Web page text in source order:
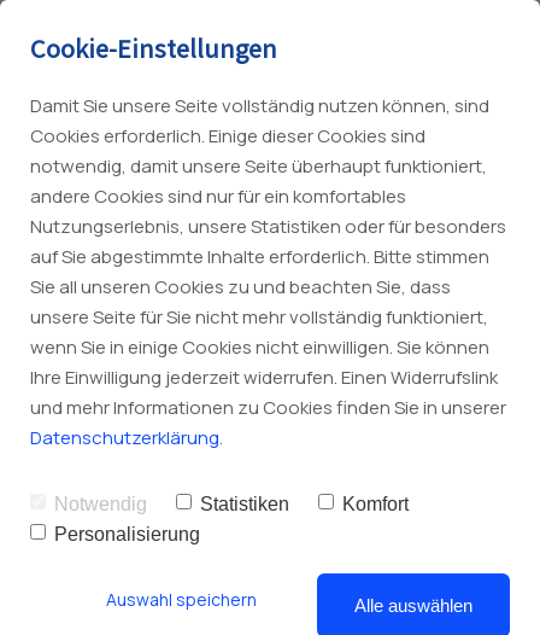
Mo-Do: 7-16 Uhr & Fr 7-14 Uhr
Tel.:+49 4274 744
info@heitmann-haustechnik.de
Übersicht
Elektrotechnik
Heizung
Kälte. Klima. Lüftung.
Sanitär
Sicherheitstechnik
Photovoltaik
Wärmepumpe
Impressum
Angaben gemäß § 5 TMG
Heitmann Haustechnik GmbH
Strange 19
27259 Wehrbleck
Handelsregister: HRB 100927
Vertreten durch:
Geschäftsführer: Volker Heitmann, Jens Dierks
Cookie-Einstellungen
Damit Sie unsere Seite vollständig nutzen können, sind
Cookies erforderlich. Einige dieser Cookies sind
notwendig, damit unsere Seite überhaupt funktioniert,
andere Cookies sind nur für ein komfortables
Nutzungserlebnis, unsere Statistiken oder für besonders
auf Sie abgestimmte Inhalte erforderlich. Bitte stimmen
Sie all unseren Cookies zu und beachten Sie, dass
unsere Seite für Sie nicht mehr vollständig funktioniert,
wenn Sie in einige Cookies nicht einwilligen. Sie können
Ihre Einwilligung jederzeit widerrufen. Einen Widerrufslink
und mehr Informationen zu Cookies finden Sie in unserer
Datenschutzerklärung.
Notwendig Statistiken
Komfort
Personalisierung
Auswahl speichern Alle auswählen